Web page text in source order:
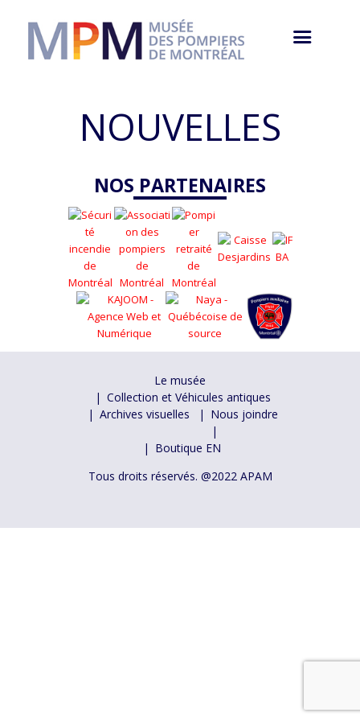
NOUVELLES
NOS PARTENAIRES
Le musée
Collection et Véhicules antiques
Archives visuelles
Nous joindre
Boutique EN
Tous droits réservés. @2022 APAM